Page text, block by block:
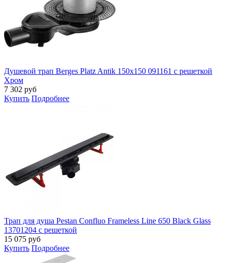
Душевой трап Berges Platz Antik 150x150 091161 с решеткой
Хром
7 302 руб
Купить Подробнее
Трап для душа Pestan Confluo Frameless Line 650 Black Glass
13701204 с решеткой
15 075 руб
Купить Подробнее